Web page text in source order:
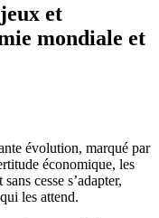
et
mondiale et
évolution, marqué par
économique, les
cesse s’adapter,
les attend.